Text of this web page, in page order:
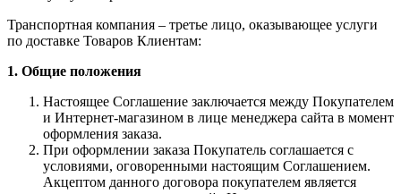
Транспортная компания – третье лицо, оказывающее услуги
по доставке Товаров Клиентам:
1. Общие положения
Настоящее Соглашение заключается между Покупателем
и Интернет-магазином в лице менеджера сайта в момент
оформления заказа.
При оформлении заказа Покупатель соглашается с
условиями, оговоренными настоящим Соглашением.
Акцептом данного договора покупателем является